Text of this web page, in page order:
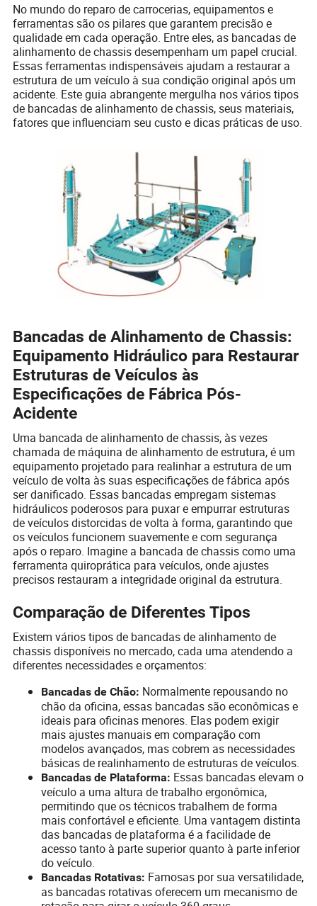
No mundo do reparo de carrocerias, equipamentos e
ferramentas são os pilares que garantem precisão e
qualidade em cada operação. Entre eles, as bancadas de
alinhamento de chassis desempenham um papel crucial.
Essas ferramentas indispensáveis ajudam a restaurar a
estrutura de um veículo à sua condição original após um
acidente. Este guia abrangente mergulha nos vários tipos
de bancadas de alinhamento de chassis, seus materiais,
fatores que influenciam seu custo e dicas práticas de uso.
Bancadas de Alinhamento de Chassis:
Equipamento Hidráulico para Restaurar
Estruturas de Veículos às
Especificações de Fábrica Pós-
Acidente
Uma bancada de alinhamento de chassis, às vezes
chamada de máquina de alinhamento de estrutura, é um
equipamento projetado para realinhar a estrutura de um
veículo de volta às suas especificações de fábrica após
ser danificado. Essas bancadas empregam sistemas
hidráulicos poderosos para puxar e empurrar estruturas
de veículos distorcidas de volta à forma, garantindo que
os veículos funcionem suavemente e com segurança
após o reparo. Imagine a bancada de chassis como uma
ferramenta quiroprática para veículos, onde ajustes
precisos restauram a integridade original da estrutura.
Comparação de Diferentes Tipos
Existem vários tipos de bancadas de alinhamento de
chassis disponíveis no mercado, cada uma atendendo a
diferentes necessidades e orçamentos:
Bancadas de Chão: Normalmente repousando no
chão da oficina, essas bancadas são econômicas e
ideais para oficinas menores. Elas podem exigir
mais ajustes manuais em comparação com
modelos avançados, mas cobrem as necessidades
básicas de realinhamento de estruturas de veículos.
Bancadas de Plataforma: Essas bancadas elevam o
veículo a uma altura de trabalho ergonômica,
permitindo que os técnicos trabalhem de forma
mais confortável e eficiente. Uma vantagem distinta
das bancadas de plataforma é a facilidade de
acesso tanto à parte superior quanto à parte inferior
do veículo.
Bancadas Rotativas: Famosas por sua versatilidade,
as bancadas rotativas oferecem um mecanismo de